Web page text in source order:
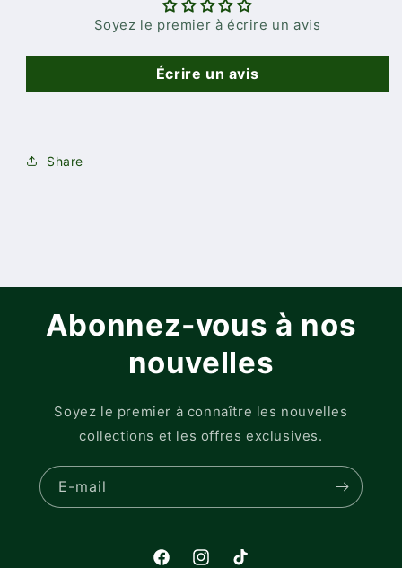
Soyez le premier à écrire un avis
Écrire un avis
Share
Abonnez-vous à nos
nouvelles
Soyez le premier à connaître les nouvelles
collections et les offres exclusives.
E-mail